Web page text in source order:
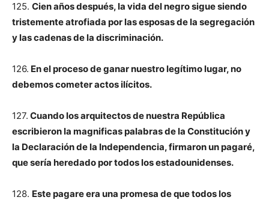
125. Cien años después, la vida del negro sigue siendo
tristemente atrofiada por las esposas de la segregación
y las cadenas de la discriminación.
126. En el proceso de ganar nuestro legítimo lugar, no
debemos cometer actos ilícitos.
127. Cuando los arquitectos de nuestra República
escribieron la magnificas palabras de la Constitución y
la Declaración de la Independencia, firmaron un pagaré,
que sería heredado por todos los estadounidenses.
128. Este pagare era una promesa de que todos los